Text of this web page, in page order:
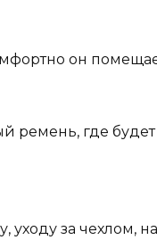
он
ремень, где
за чехлом,